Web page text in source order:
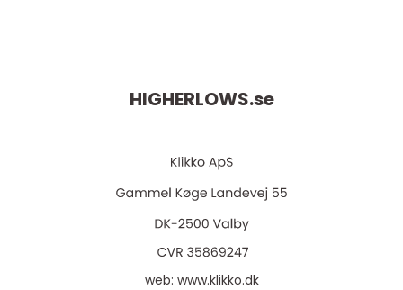
HIGHERLOWS.se
web: www.klikko.dk